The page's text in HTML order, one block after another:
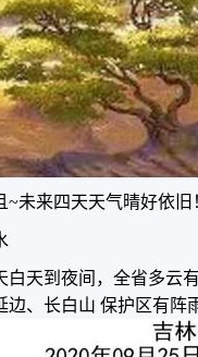
~未来四天天气晴好依旧
白天到夜间，全省多云
边、长白山 保护区有阵